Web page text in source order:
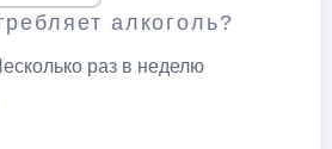
алкоголь?
раз в неделю